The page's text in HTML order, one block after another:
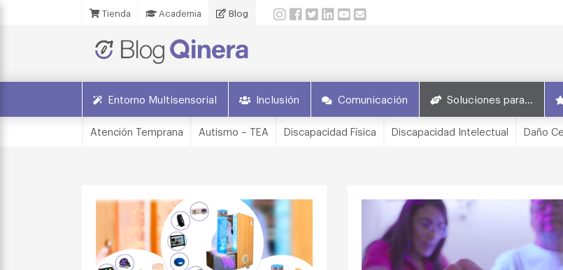
Tienda Academia Blog
Entorno Multisensorial Inclusión Comunicación Soluciones para…
Atención Temprana Autismo – TEA Discapacidad Física Discapacidad Intelectual Daño